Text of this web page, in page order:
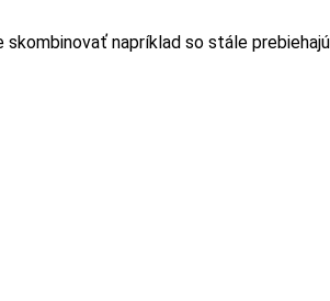
napríklad so stále